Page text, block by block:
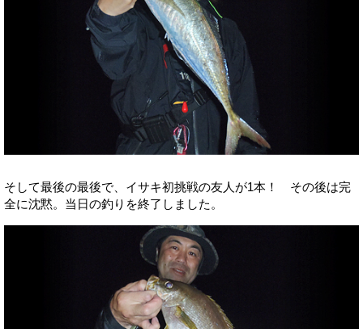
そして最後の最後で、イサキ初挑戦の友人が1本！ その後は完
全に沈黙。当日の釣りを終了しました。